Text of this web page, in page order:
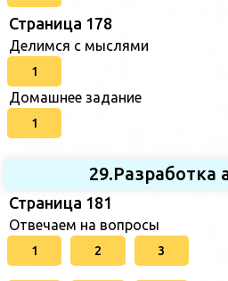
Страница 178
Делимся с мыслями
1
Домашнее задание
1
29.Разработка
Страница 181
Отвечаем на вопросы
1 2 3